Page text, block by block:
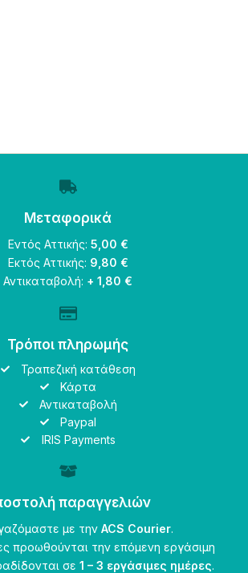
Μεταφορικά
Εντός Αττικής: 5,00 €
Εκτός Αττικής: 9,80 €
Αντικαταβολή: + 1,80 €
Τρόποι πληρωμής
Τραπεζική κατάθεση
Κάρτα
Αντικαταβολή
Paypal
IRIS Payments
παραγγελιών
με την ACS Courier.
προωθούνται την επόμενη εργάσιμη
σε 1 – 3 εργάσιμες ημέρες.